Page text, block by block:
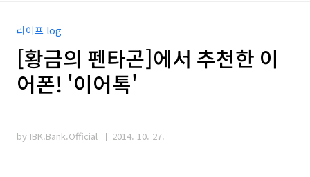
라이프 log
[황금의 펜타곤]에서 추천한 이
어폰! '이어톡'
by IBK.Bank.Official 2014. 10. 27.